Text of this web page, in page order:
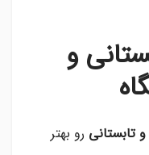
و
تابستانی رو بهتر